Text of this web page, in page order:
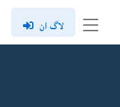
لاگ ان